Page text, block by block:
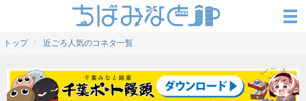
トップ 近ごろ人気のコネタ一覧